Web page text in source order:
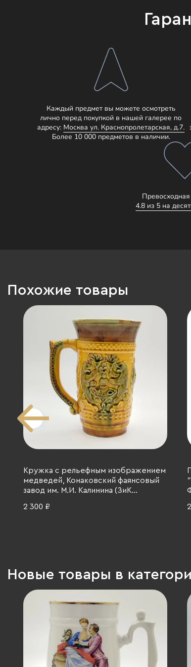
Каждый предмет вы можете осмотреть
лично перед покупкой в нашей галерее по
адресу: Москва ул. Краснопролетарская, д.7.
Более 10 000 предметов в наличии.
4.8 из 5 на
Похожие товары
Кружка с рельефным изображением
медведей, Конаковский фаянсовый
завод им. М.И. Калинина (ЗиК
1974-1991 гг.
2 300 ₽
Новые товары в